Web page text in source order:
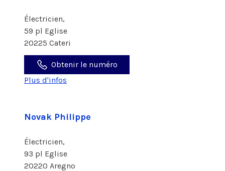
Électricien,
59 pl Eglise
20225 Cateri
Obtenir le numéro
Plus d'infos
Novak Philippe
Électricien,
93 pl Eglise
20220 Aregno